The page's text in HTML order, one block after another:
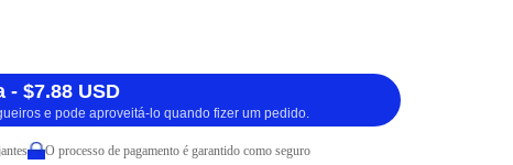
- $7.88 USD
e pode aproveitá-lo quando fizer um pedido.
O processo de pagamento é garantido como seguro